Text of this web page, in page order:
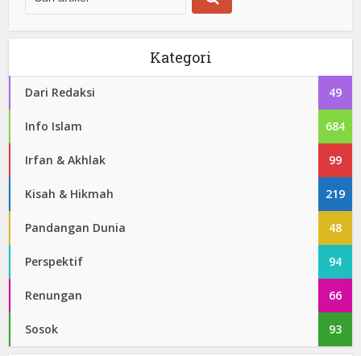
Kategori
Dari Redaksi 49
Info Islam 684
Irfan & Akhlak 99
Kisah & Hikmah 219
Pandangan Dunia 48
Perspektif 94
Renungan 66
Sosok 93